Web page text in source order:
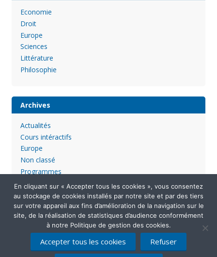
Economie
Droit
Europe
Sciences
Littérature
Philosophie
Archives
Actualités
Cours intéractifs
Europe
Non classé
Programmes
Mentions légales Politique de confidentialité
En cliquant sur « Accepter tous les cookies », vous consentez
au stockage de cookies installés par notre site et par des tiers
sur votre appareil aux fins d’amélioration de la navigation sur le
site, de la réalisation de statistiques d’audience conformément
à notre Politique de gestion des cookies.
Accepter tous les cookies Refuser